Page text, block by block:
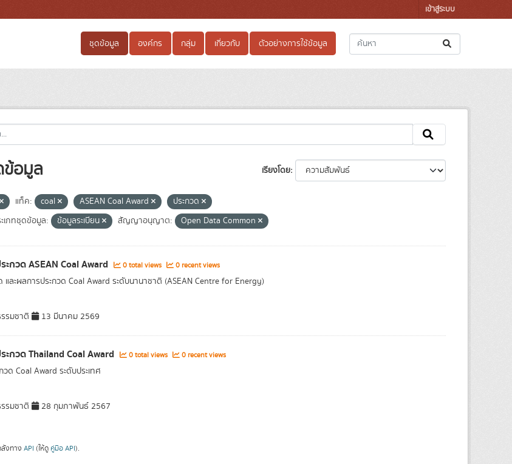
เข้าสู่ระบบ
ชุดข้อมูล องค์กร กลุ่ม เกี่ยวกับ ตัวอย่างการใช้ข้อมูล
เรียงโดย
อมูล
แท็ค: coal ASEAN Coal Award
ประกวด
เภทชุดข้อมูล: ข้อมูลระเบียน สัญญาอนุญาต: Open Data Common
กวด ASEAN Coal Award 0 total views 0 recent views
และผลการประกวด Coal Award ระดับนานาชาติ (ASEAN Centre for Energy)
รมชาติ 13 มีนาคม 2569
กวด Thailand Coal Award 0 total views 0 recent views
ด Coal Award ระดับประเทศ
รมชาติ 28 กุมภาพันธ์ 2567
งทาง API (ให้ดู คู่มือ API).